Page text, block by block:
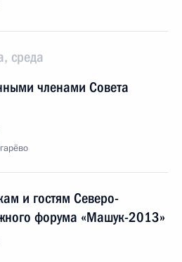
среда
членами Совета
и гостям Северо-
форума «Машук-2013»